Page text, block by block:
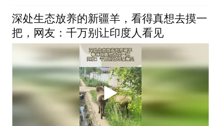
深处生态放养的新疆羊，看得真想去摸一
把，网友：千万别让印度人看见